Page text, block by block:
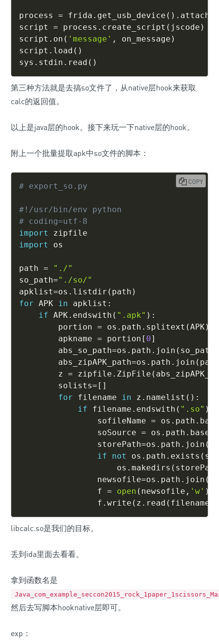
process = frida . get_usb_device ( ) . attach
script = process . create_script ( jscode )
script . on ( 'message' , on_message )
script . load ( )
sys . stdin . read ( )
第三种方法就是去搞so文件了，从native层hook来获取
calc的返回值。
以上是java层的hook。接下来玩一下native层的hook。
附上一个批量提取apk中so文件的脚本：
# export_so.py
#!/usr/bin/env python
# coding=utf-8
import
import
os
path =
"./"
so_path="./so/"
apklist=os . listdir ( path )
for APK in apklist :
if APK. endswith ( ".apk" ) :
        portion
= os . path . splitext (APK)
        apkname
= portion [ 0]
        abs_so_path
=os . path . join ( so_path
        abs_zipAPK_path
=os . path . join ( path
        z
= zipfile . ZipFile (
        solists
= [ ]
for filename in z . namelist ( ) :
if filename . endswith ( ".so" )
                sofileName
= os . path .
                soSource
= os . path .
                storePath
=os . path . join (
if
not os . path . exists (
                    os
. makedirs ( storePath
                newsofile
=os . path . join (
                f
= open ( newsofile , 'w' )
                f
. write ( z . read ( filename
COPY
libcalc.so是我们的目标。
丢到ida里面去看看。
拿到函数名是
然后去写脚本hooknative层即可。
exp：